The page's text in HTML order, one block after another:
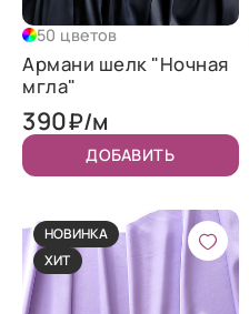
50 цветов
Армани шелк "Ночная
мгла"
390₽/м
ДОБАВИТЬ
НОВИНКА
ХИТ